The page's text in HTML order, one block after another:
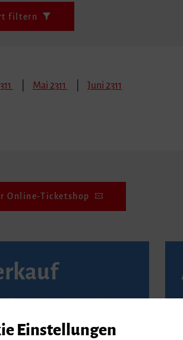
filtern
Mai 2311 Juni 2311
Online-Ticketshop
von Reservix.
Einstellungen